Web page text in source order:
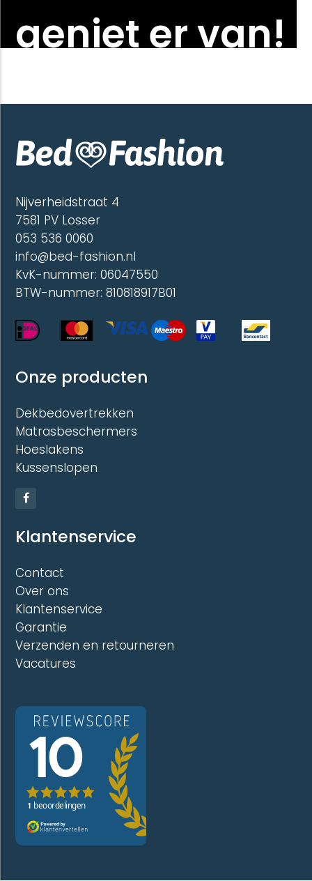
geniet er van!
Nijverheidstraat 4
7581 PV Losser
053 536 0060
info@bed-fashion.nl
KvK-nummer: 06047550
BTW-nummer: 810818917B01
Onze producten
Dekbedovertrekken
Matrasbeschermers
Hoeslakens
Kussenslopen
Klantenservice
Contact
Over ons
Klantenservice
Garantie
Verzenden en retourneren
Vacatures